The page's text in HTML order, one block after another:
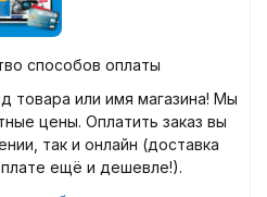
способов оплаты
товара или имя магазина! Мы
цены. Оплатить заказ вы
так и онлайн (доставка
ещё и дешевле!).